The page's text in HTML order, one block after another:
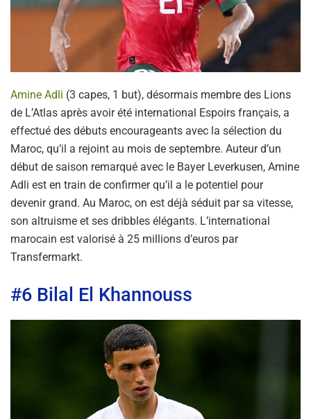
Amine Adli (3 capes, 1 but), désormais membre des Lions
de L’Atlas après avoir été international Espoirs français, a
effectué des débuts encourageants avec la sélection du
Maroc, qu’il a rejoint au mois de septembre. Auteur d’un
début de saison remarqué avec le Bayer Leverkusen, Amine
Adli est en train de confirmer qu’il a le potentiel pour
devenir grand. Au Maroc, on est déjà séduit par sa vitesse,
son altruisme et ses dribbles élégants. L’international
marocain est valorisé à 25 millions d’euros par
Transfermarkt.
#6 Bilal El Khannouss